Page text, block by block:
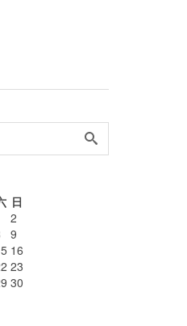
日
2
9
16
23
30